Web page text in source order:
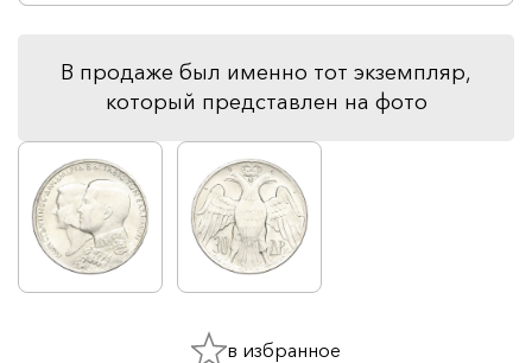
В продаже был именно тот экземпляр,
который представлен на фото
в избранное